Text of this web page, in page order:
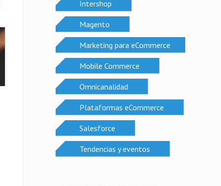
Intershop
Magento
Marketing para eCommerce
Mobile Commerce
Omnicanalidad
Plataformas eCommerce
Salesforce
Tendencias y eventos